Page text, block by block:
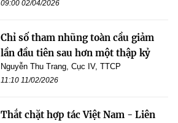
09:00 02/04/2026
Chỉ số tham nhũng toàn cầu giảm
lần đầu tiên sau hơn một thập kỷ
Nguyễn Thu Trang, Cục IV, TTCP
11:10 11/02/2026
Thắt chặt hợp tác Việt Nam - Liên